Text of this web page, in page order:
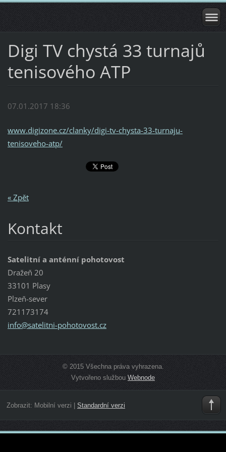
Digi TV chystá 33 turnajů
tenisového ATP
07.01.2017 18:36
www.digizone.cz/clanky/digi-tv-chysta-33-turnaju-
tenisoveho-atp/
« Zpět
Kontakt
Satelitní a anténní pohotovost
Dražeň 20
33101 Plasy
Plzeň-sever
721173174
info@satelitni-pohotovost.cz
© 2015 Všechna práva vyhrazena.
Vytvořeno službouWebnode
Zobrazit: Mobilní verzi Standardní verzi